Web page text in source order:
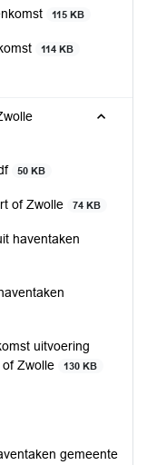
115 KB
114 KB
50 KB
of Zwolle 74 KB
haventaken
uitvoering
Zwolle
130 KB
gemeente